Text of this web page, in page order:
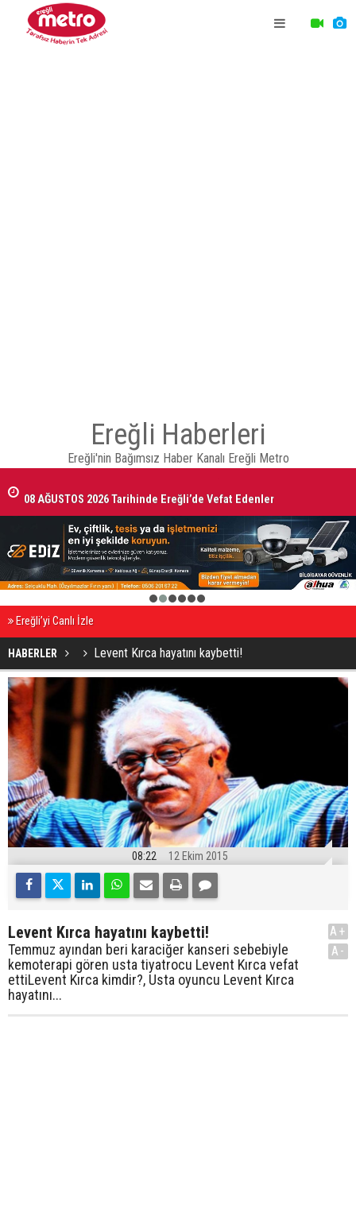
Ereğli Haberleri
Ereğli'nin Bağımsız Haber Kanalı Ereğli Metro
08 AĞUSTOS 2026 Tarihinde Ereğli’de Vefat Edenler
2 3 4 5 6
Ereğli’yi Canlı İzle
HABERLER Levent Kırca hayatını kaybetti!
08:22 12 Ekim 2015
Levent Kırca hayatını kaybetti!
Temmuz ayından beri karaciğer kanseri sebebiyle
kemoterapi gören usta tiyatrocu Levent Kırca vefat
ettiLevent Kırca kimdir?, Usta oyuncu Levent Kırca
hayatını...
A+
A-